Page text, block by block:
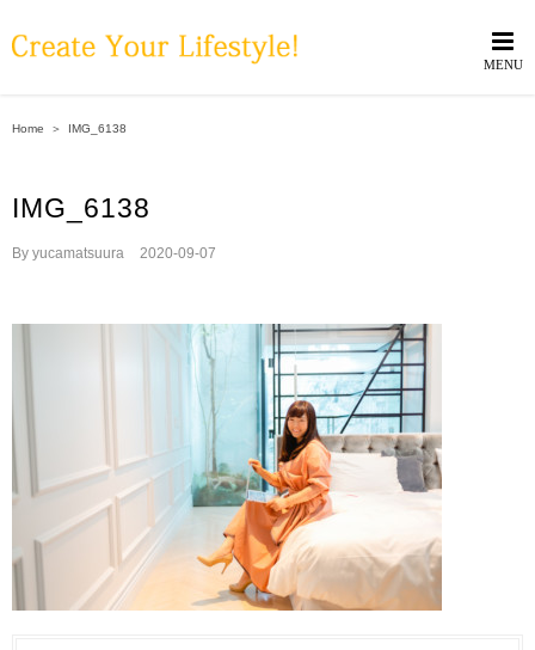
to
Home ＞ IMG_6138
IMG_6138
By yucamatsuura 2020-09-07